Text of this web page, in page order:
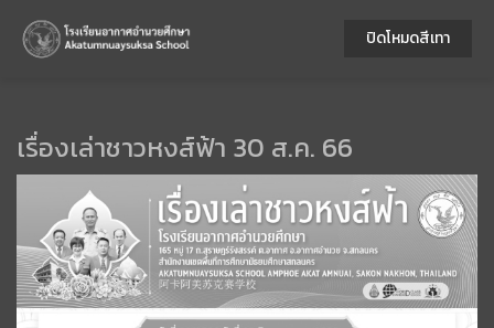
เรื่องเล่าชาวหงส์ฟ้า 30 ส.ค. 66
ปิดโหมดสีเทา